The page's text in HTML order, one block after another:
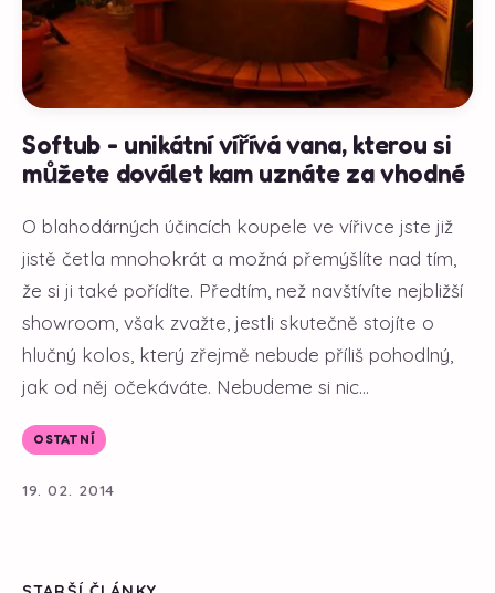
Softub - unikátní vířívá vana, kterou si
můžete doválet kam uznáte za vhodné
O blahodárných účincích koupele ve vířivce jste již
jistě četla mnohokrát a možná přemýšlíte nad tím,
že si ji také pořídíte. Předtím, než navštívíte nejbližší
showroom, však zvažte, jestli skutečně stojíte o
hlučný kolos, který zřejmě nebude příliš pohodlný,
jak od něj očekáváte. Nebudeme si nic...
OSTATNÍ
19. 02. 2014